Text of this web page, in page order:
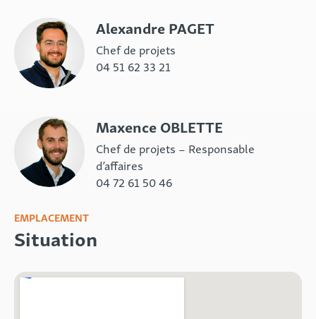
Alexandre PAGET
Chef de projets
04 51 62 33 21
Maxence OBLETTE
Chef de projets – Responsable
d’affaires
04 72 61 50 46
EMPLACEMENT
Situation